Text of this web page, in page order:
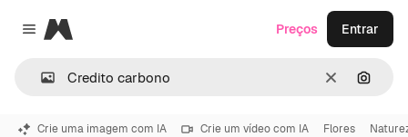
Close menu
Magnific
Limpar
Preços Entrar
Crie uma imagem com IA Crie um vídeo com IA Flores